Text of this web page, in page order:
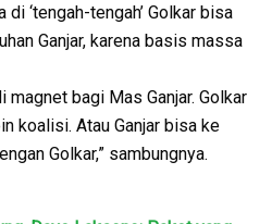
‘tengah-tengah’ Golkar bisa
Ganjar, karena basis massa
magnet bagi Mas Ganjar. Golkar
koalisi. Atau Ganjar bisa ke
Golkar,” sambungnya.